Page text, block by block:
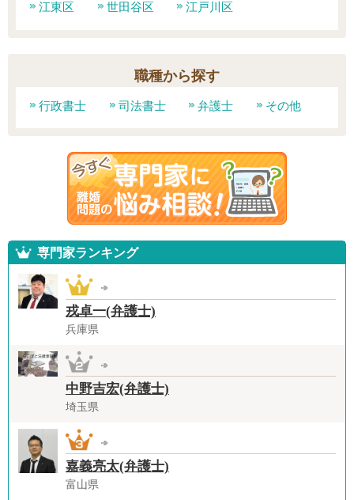
江東区
世田谷区 江戸川区
職種から探す
行政書士 司法書士 弁護士 その他
専門家ランキング
戎卓一(弁護士)
兵庫県
中野吉宏(弁護士)
埼玉県
嘉義亮太(弁護士)
富山県